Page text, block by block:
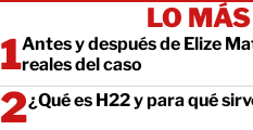
LO
Antes y después de Elize
reales del caso
¿Qué es H22 y para qué